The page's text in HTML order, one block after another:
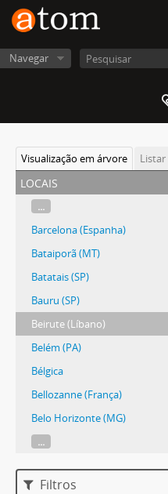
Navegar
Visualização em árvore Listar
locais
...
Barcelona (Espanha)
Bataiporã (MT)
Batatais (SP)
Bauru (SP)
Beirute (Líbano)
Belém (PA)
Bélgica
Bellozanne (França)
Belo Horizonte (MG)
...
Filtros